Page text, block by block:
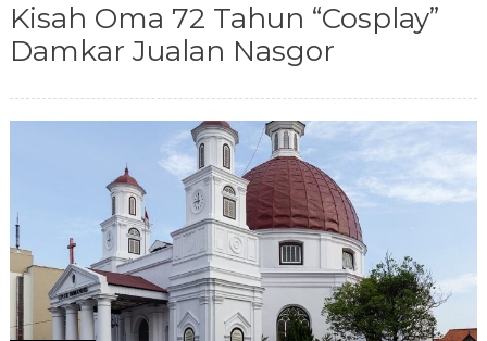
Kisah Oma 72 Tahun “Cosplay”
Damkar Jualan Nasgor